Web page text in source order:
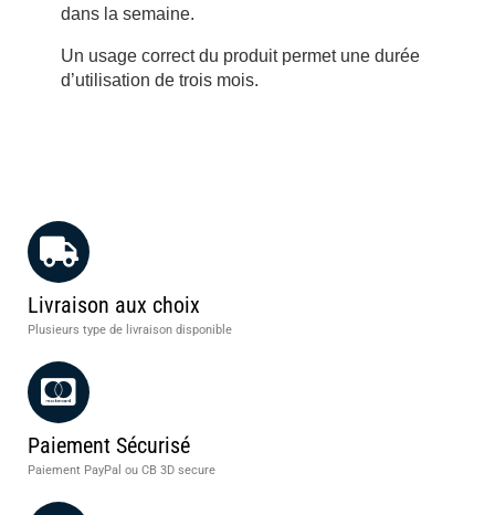
dans la semaine.
Un usage correct du produit permet une durée
d’utilisation de trois mois.
Livraison aux choix
Plusieurs type de livraison disponible
Paiement Sécurisé
Paiement PayPal ou CB 3D secure